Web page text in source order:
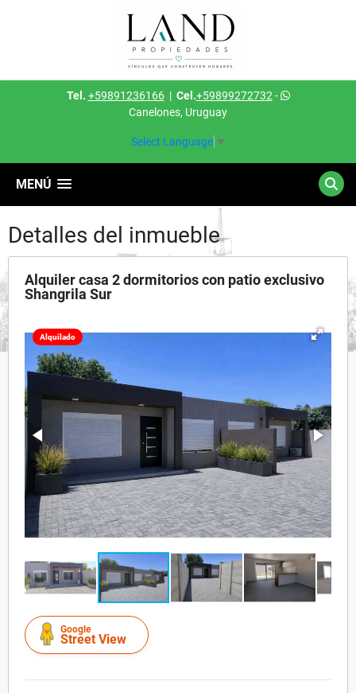
Tel. +59891236166| Cel.+59899272732 -
Canelones, Uruguay
Select Language ▼
MENÚ
Detalles del inmueble
Alquiler casa 2 dormitorios con patio exclusivo
Shangrila Sur
Alquilado
Google
Street View